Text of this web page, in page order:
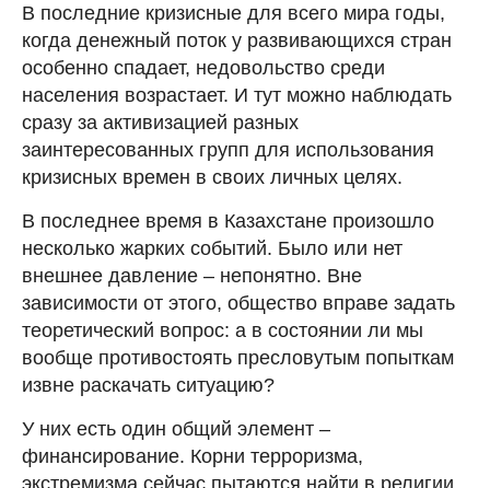
В последние кризисные для всего мира годы,
когда денежный поток у развивающихся стран
особенно спадает, недовольство среди
населения возрастает. И тут можно наблюдать
сразу за активизацией разных
заинтересованных групп для использования
кризисных времен в своих личных целях.
В последнее время в Казахстане произошло
несколько жарких событий. Было или нет
внешнее давление – непонятно. Вне
зависимости от этого, общество вправе задать
теоретический вопрос: а в состоянии ли мы
вообще противостоять пресловутым попыткам
извне раскачать ситуацию?
У них есть один общий элемент –
финансирование. Корни терроризма,
экстремизма сейчас пытаются найти в религии,